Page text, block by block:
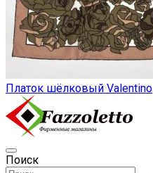
Платок шёлковый Valentino
Поиск